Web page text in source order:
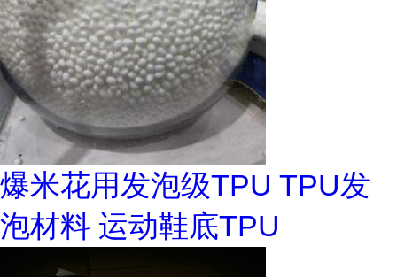
爆米花用发泡级TPU TPU发
泡材料 运动鞋底TPU